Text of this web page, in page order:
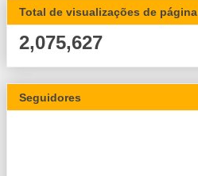
Total de visualizações de página
2,075,627
Seguidores